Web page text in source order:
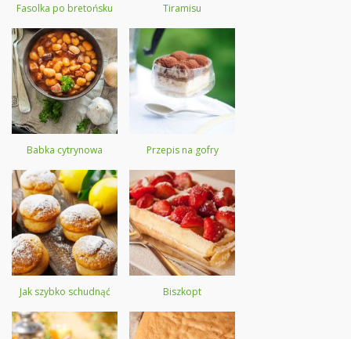
Fasolka po bretońsku Tiramisu
Babka cytrynowa Przepis na gofry
Jak szybko schudnąć Biszkopt